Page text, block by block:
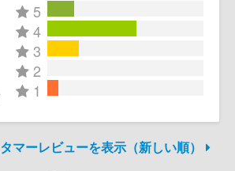
5
4
3
2
1
マーレビューを表示（新しい順）